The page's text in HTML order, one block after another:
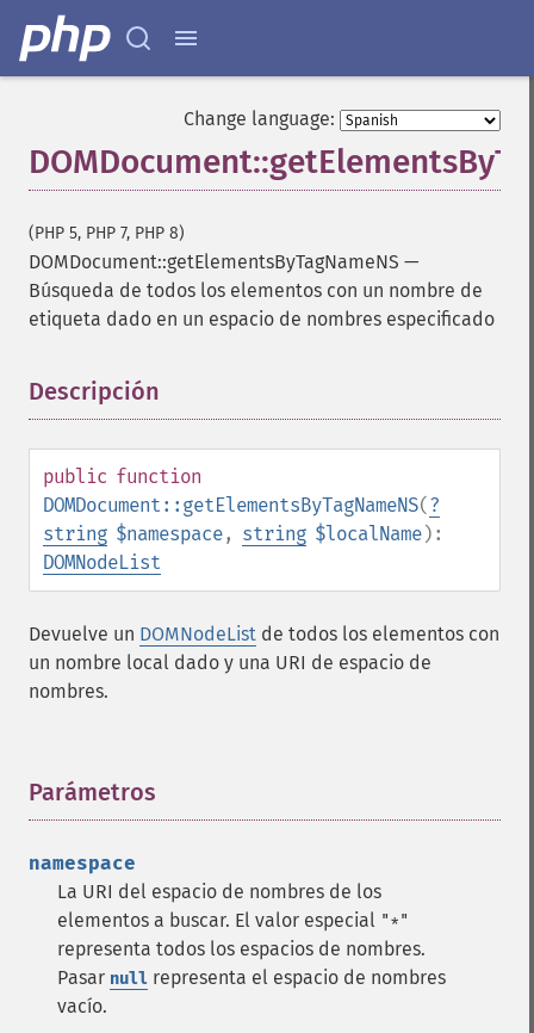
Change language:
(PHP 5, PHP 7, PHP 8)
DOMDocument::getElementsByTagNameNS —
Búsqueda de todos los elementos con un nombre de
etiqueta dado en un espacio de nombres especificado
Descripción
public function
DOMDocument::getElementsByTagNameNS(?
string $namespace, string $localName):
DOMNodeList
Devuelve un DOMNodeList de todos los elementos con
un nombre local dado y una URI de espacio de
nombres.
Parámetros
namespace
La URI del espacio de nombres de los
elementos a buscar. El valor especial "*"
representa todos los espacios de nombres.
Pasar null representa el espacio de nombres
vacío.